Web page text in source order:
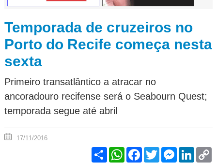
Temporada de cruzeiros no
Porto do Recife começa nesta
sexta
Primeiro transatlântico a atracar no
ancoradouro recifense será o Seabourn Quest;
temporada segue até abril
17/11/2016
Share WhatsAppFacebook
TwitterMessenger